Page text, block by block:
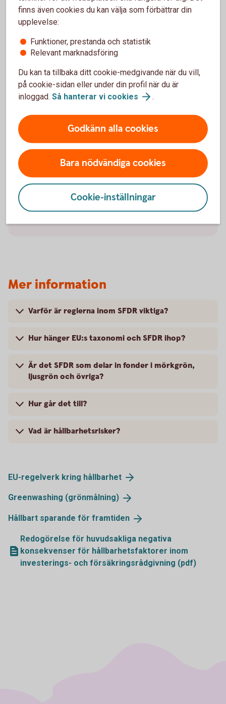
väljer vilka områden som är speciellt viktiga för dig.
Vi hjälper dig hitta fonder som möter dina önskemål.
Finansiella produkter som undviker negativa
konsekvenser
Så hittar du hållbara fonder
Under fliken Hållbarhet finns flera hållbarhetsmått så
att du själv kan jämföra och göra hållbara val.
1. Gå till vår fondlista
2. Klicka på "Hållbarhet"
Mer information
Varför är reglerna inom SFDR viktiga?
Hur hänger EU:s taxonomi och SFDR ihop?
Är det SFDR som delar in fonder i mörkgrön,
ljusgrön och övriga?
Hur går det till?
Vad är hållbarhetsrisker?
EU-regelverk kring hållbarhet
Greenwashing (grönmålning)
Hållbart sparande för framtiden
Redogörelse för huvudsakliga negativa
konsekvenser för hållbarhetsfaktorer inom
investerings- och försäkringsrådgivning (pdf)
finns även cookies du kan välja som förbättrar din
upplevelse:
Funktioner, prestanda och statistik
Relevant marknadsföring
Du kan ta tillbaka ditt cookie-medgivande när du vill,
på cookie-sidan eller under din profil när du är
inloggad. Så hanterar vi cookies .
Godkänn alla cookies
Bara nödvändiga cookies
Cookie-inställningar